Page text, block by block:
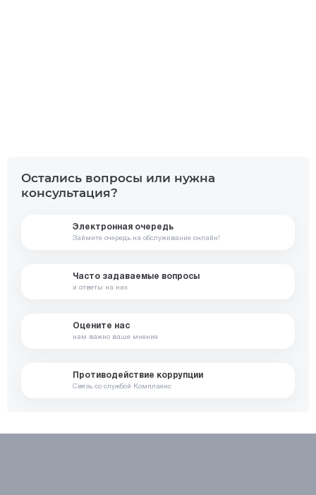
Остались вопросы или нужна
консультация?
Электронная очередь
Займите очередь на обслуживание онлайн!
Часто задаваемые вопросы
и ответы на них
Оцените нас
нам важно ваше мнение
Противодействие коррупции
Связь со службой Комплаенс